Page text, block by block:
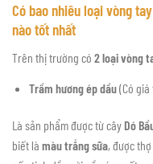
Có bao nhiêu loại vòng
nào tốt nhất
Trên thị trường có 2 loại vòng
Trầm hương ép dầu(Có giá
Là sản phẩm được từ cây Dó
biết là màu trắng sữa, được